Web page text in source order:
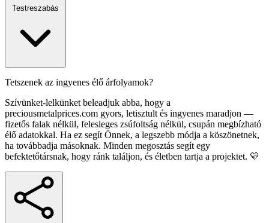
Testreszabás
Tetszenek az ingyenes élő árfolyamok?
Szívünket-lelkünket beleadjuk abba, hogy a
preciousmetalprices.com gyors, letisztult és ingyenes maradjon —
fizetős falak nélkül, felesleges zsúfoltság nélkül, csupán megbízható
élő adatokkal. Ha ez segít Önnek, a legszebb módja a köszönetnek,
ha továbbadja másoknak. Minden megosztás segít egy
befektetőtársnak, hogy ránk találjon, és életben tartja a projektet. 💛